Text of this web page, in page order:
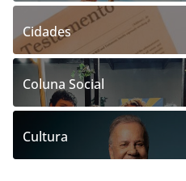
Cidades
Coluna Social
Cultura